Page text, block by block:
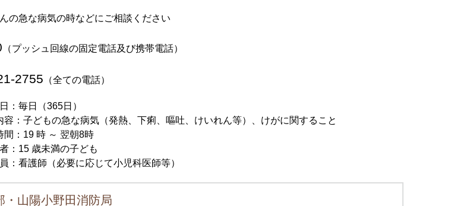
の急な病気の時などにご相談ください
（プッシュ回線の固定電話及び携帯電話）
2755 （全ての電話）
：毎日（365日）
容：子どもの急な病気（発熱、下痢、嘔吐、けいれん等）、けがに関すること
間：19 時 ～ 翌朝8時
：15 歳未満の子ども
：看護師（必要に応じて小児科医師等）
・山陽小野田消防局